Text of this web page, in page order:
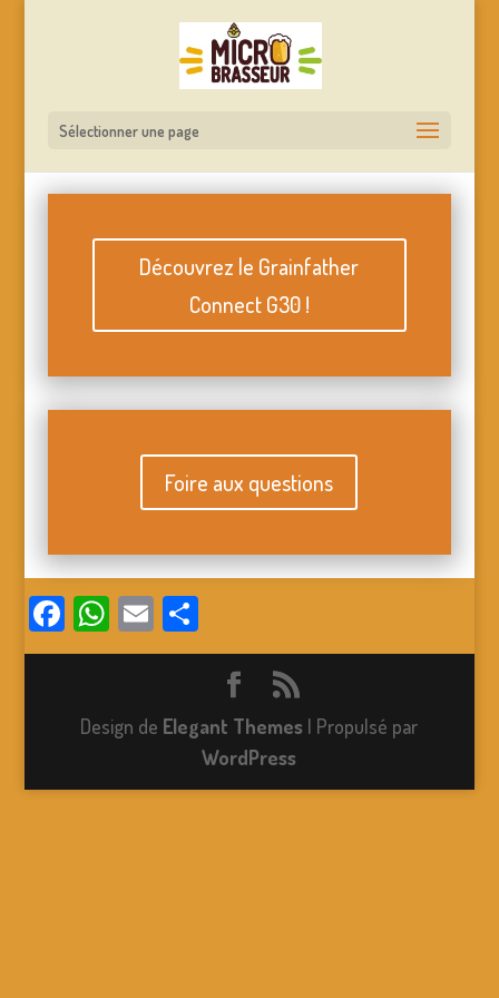
Sélectionner une page
Découvrez le Grainfather
Connect G30 !
Foire aux questions
Facebook
WhatsApp
Email
Design de Elegant Themes | Propulsé par
WordPress